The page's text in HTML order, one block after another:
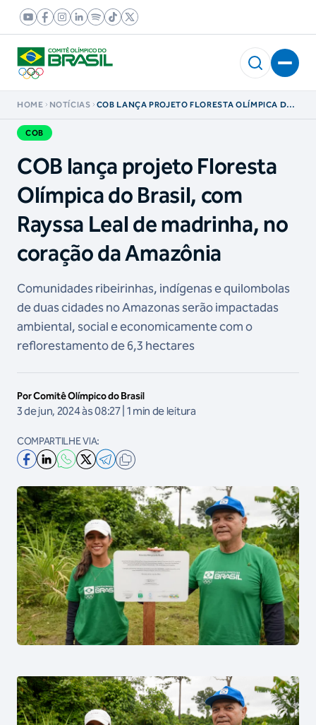
HOME NOTÍCIAS
COB LANÇA PROJETO FLORESTA OLÍMPICA DO
COB
COB lança projeto Floresta
Olímpica do Brasil, com
Rayssa Leal de madrinha, no
coração da Amazônia
Comunidades ribeirinhas, indígenas e quilombolas
de duas cidades no Amazonas serão impactadas
ambiental, social e economicamente com o
reflorestamento de 6,3 hectares
Por Comitê Olímpico do Brasil
3 de jun, 2024 às 08:27 | 1 min de leitura
COMPARTILHE VIA: